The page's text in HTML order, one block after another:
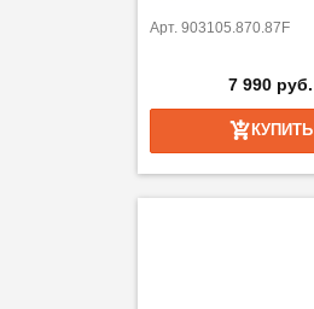
Арт. 903105.870.87F
7 990 руб.
КУПИТЬ